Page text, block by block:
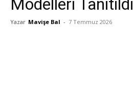
Modelleri Tanıtıldı
Yazar Mavişe Bal - 7 Temmuz 2026